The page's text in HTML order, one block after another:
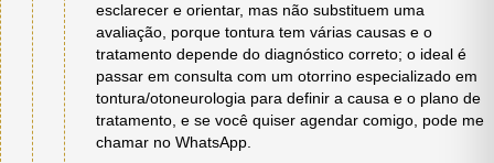
esclarecer e orientar, mas não substituem uma
avaliação, porque tontura tem várias causas e o
tratamento depende do diagnóstico correto; o ideal é
passar em consulta com um otorrino especializado em
tontura/otoneurologia para definir a causa e o plano de
tratamento, e se você quiser agendar comigo, pode me
chamar no WhatsApp.